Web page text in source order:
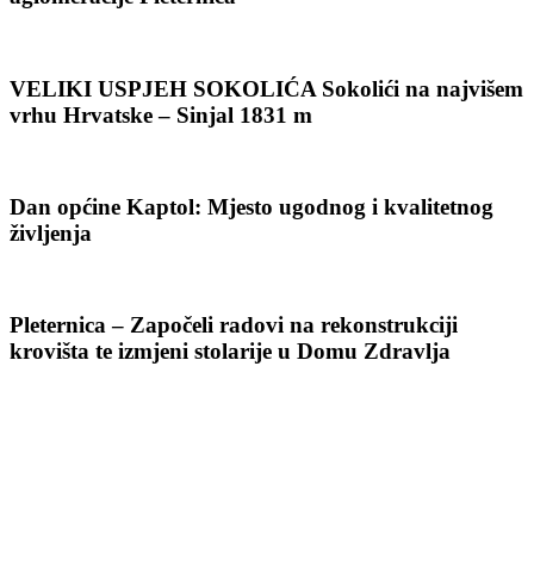
VELIKI USPJEH SOKOLIĆA Sokolići na najvišem
vrhu Hrvatske – Sinjal 1831 m
Dan općine Kaptol: Mjesto ugodnog i kvalitetnog
življenja
Pleternica – Započeli radovi na rekonstrukciji
krovišta te izmjeni stolarije u Domu Zdravlja